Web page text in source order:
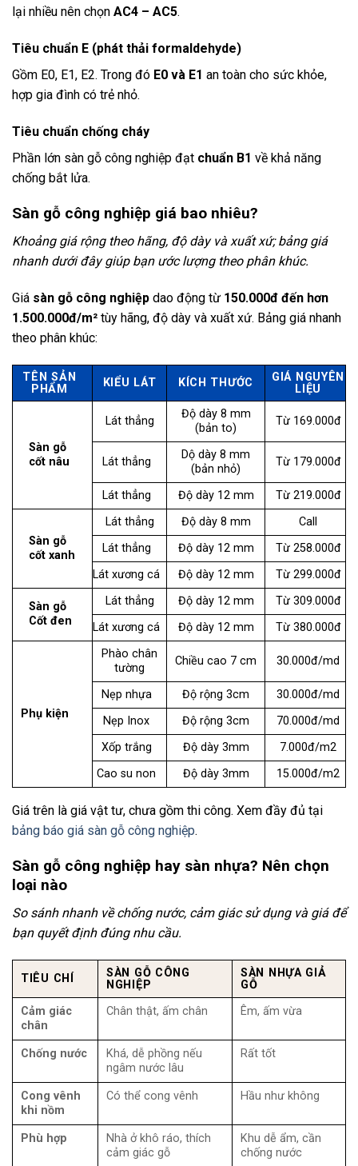
lại nhiều nên chọn AC4 – AC5.
Tiêu chuẩn E (phát thải formaldehyde)
Gồm E0, E1, E2. Trong đó E0 và E1 an toàn cho sức khỏe,
hợp gia đình có trẻ nhỏ.
Tiêu chuẩn chống cháy
Phần lớn sàn gỗ công nghiệp đạt chuẩn B1 về khả năng
chống bắt lửa.
Sàn gỗ công nghiệp giá bao nhiêu?
Khoảng giá rộng theo hãng, độ dày và xuất xứ; bảng giá
nhanh dưới đây giúp bạn ước lượng theo phân khúc.
Giá sàn gỗ công nghiệp dao động từ 150.000đ đến hơn
1.500.000đ/m² tùy hãng, độ dày và xuất xứ. Bảng giá nhanh
theo phân khúc:
TÊN SẢN
PHẨM
KIỂU LÁT KÍCH THƯỚC
GIÁ NGUYÊN
LIỆU
Sàn gỗ
cốt nâu
Lát thẳng
Độ dày 8 mm
(bản to)
Từ 169.000đ
Lát thẳng
Dộ dày 8 mm
(bản nhỏ)
Từ 179.000đ
Lát thẳng Độ dày 12 mm Từ 219.000đ
Sàn gỗ
cốt xanh
Lát thẳng Độ dày 8 mm
Call
Lát thẳng
Độ dày 12 mm
Từ 258.000đ
Lát xương cá
Độ dày 12 mm Từ 299.000đ
Sàn gỗ
Cốt đen
Lát thẳng Độ dày 12 mm
Từ 309.000đ
Lát xương cá
Độ dày 12 mm Từ 380.000đ
Phụ kiện
Phào chân
tường
Chiều cao 7 cm 30.000đ/md
Nẹp nhựa Độ rộng 3cm
30.000đ/md
Nẹp Inox
Độ rộng 3cm
70.000đ/md
Xốp trắng
Độ dày 3mm
7.000đ/m2
Cao su non
Độ dày 3mm 15.000đ/m2
Giá trên là giá vật tư, chưa gồm thi công. Xem đầy đủ tại
bảng báo giá sàn gỗ công nghiệp.
Sàn gỗ công nghiệp hay sàn nhựa? Nên chọn
loại nào
So sánh nhanh về chống nước, cảm giác sử dụng và giá để
bạn quyết định đúng nhu cầu.
TIÊU CHÍ
SÀN GỖ CÔNG
NGHIỆP
SÀN NHỰA GIẢ
GỖ
Cảm giác
chân
Chân thật, ấm chân Êm, ấm vừa
Chống nước
Khá, dễ phồng nếu
ngâm nước lâu
Rất tốt
Cong vênh
khi nồm
Có thể cong vênh Hầu như không
Phù hợp
Nhà ở khô ráo, thích
cảm giác gỗ
Khu dễ ẩm, cần
chống nước